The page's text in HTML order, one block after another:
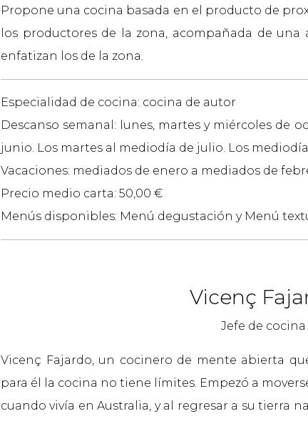
Propone una cocina basada en el producto de
los productores de la zona, acompañada de
enfatizan los de la zona.
Especialidad de cocina: cocina de autor
Descanso semanal: lunes, martes y miércoles de
junio. Los martes al mediodía de julio. Los
Vacaciones: mediados de enero a mediados de
Precio medio carta: 50,00 €
Menús disponibles: Menú degustación y Menú
Vicenç
Jefe de cocina
Vicenç Fajardo, un cocinero de mente abierta
para él la cocina no tiene límites. Empezó a
cuando vivía en Australia, y al regresar a su tierra